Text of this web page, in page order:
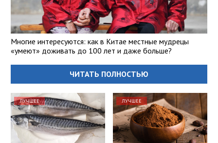
Многие интересуются: как в Китае местные мудрецы
«умеют» доживать до 100 лет и даже больше?
ЧИТАТЬ ПОЛНОСТЬЮ
ЛУЧШЕЕ ЛУЧШЕЕ